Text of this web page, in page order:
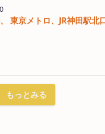
東京メトロ、JR神田駅
もっとみる